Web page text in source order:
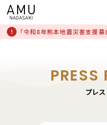
「令和8年熊本地震災害支援募
PRESS
プレ